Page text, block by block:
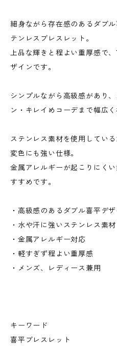
細身ながら存在感のあるダブ
テンレスブレスレット。
上品な輝きと程よい重厚感で
ザインです。
シンプルながら高級感があり
ン・キレイめコーデまで幅広く
ステンレス素材を使用してい
変色にも強い仕様。
金属アレルギーが起こりにく
すすめです。
・高級感のあるダブル喜平デ
・水や汗に強いステンレス素材
・金属アレルギー対応
・軽すぎず程よい重厚感
・メンズ、レディース兼用
キーワード
喜平ブレスレット